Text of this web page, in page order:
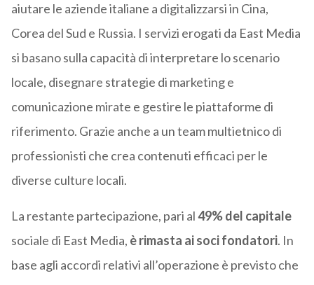
aiutare le aziende italiane a digitalizzarsi in Cina,
Corea del Sud e Russia. I servizi erogati da East Media
si basano sulla capacità di interpretare lo scenario
locale, disegnare strategie di marketing e
comunicazione mirate e gestire le piattaforme di
riferimento. Grazie anche a un team multietnico di
professionisti che crea contenuti efficaci per le
diverse culture locali.
La restante partecipazione, pari al49% del capitale
sociale di East Media, è rimasta ai soci fondatori. In
base agli accordi relativi all’operazione è previsto che